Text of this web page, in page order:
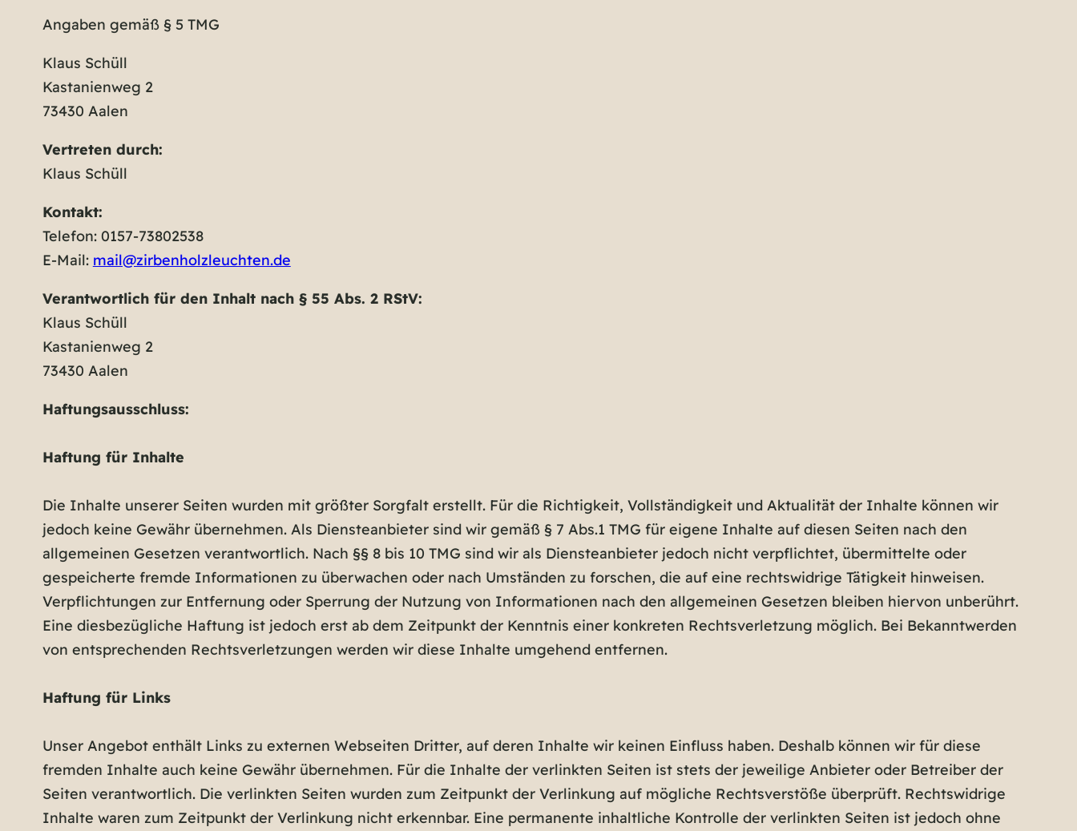
Angaben gemäß § 5 TMG
Klaus Schüll
Kastanienweg 2
73430 Aalen
Vertreten durch:
Klaus Schüll
Kontakt:
Telefon: 0157-73802538
E-Mail: mail@zirbenholzleuchten.de
Verantwortlich für den Inhalt nach § 55 Abs. 2 RStV:
Klaus Schüll
Kastanienweg 2
73430 Aalen
Haftungsausschluss:
Haftung für Inhalte
Die Inhalte unserer Seiten wurden mit größter Sorgfalt erstellt. Für die Richtigkeit, Vollständigkeit und Aktualität der Inhalte können wir
jedoch keine Gewähr übernehmen. Als Diensteanbieter sind wir gemäß § 7 Abs.1 TMG für eigene Inhalte auf diesen Seiten nach den
allgemeinen Gesetzen verantwortlich. Nach §§ 8 bis 10 TMG sind wir als Diensteanbieter jedoch nicht verpflichtet, übermittelte oder
gespeicherte fremde Informationen zu überwachen oder nach Umständen zu forschen, die auf eine rechtswidrige Tätigkeit hinweisen.
Verpflichtungen zur Entfernung oder Sperrung der Nutzung von Informationen nach den allgemeinen Gesetzen bleiben hiervon unberührt.
Eine diesbezügliche Haftung ist jedoch erst ab dem Zeitpunkt der Kenntnis einer konkreten Rechtsverletzung möglich. Bei Bekanntwerden
von entsprechenden Rechtsverletzungen werden wir diese Inhalte umgehend entfernen.
Haftung für Links
Unser Angebot enthält Links zu externen Webseiten Dritter, auf deren Inhalte wir keinen Einfluss haben. Deshalb können wir für diese
fremden Inhalte auch keine Gewähr übernehmen. Für die Inhalte der verlinkten Seiten ist stets der jeweilige Anbieter oder Betreiber der
Seiten verantwortlich. Die verlinkten Seiten wurden zum Zeitpunkt der Verlinkung auf mögliche Rechtsverstöße überprüft. Rechtswidrige
Inhalte waren zum Zeitpunkt der Verlinkung nicht erkennbar. Eine permanente inhaltliche Kontrolle der verlinkten Seiten ist jedoch ohne